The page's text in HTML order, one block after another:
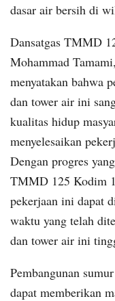
dasar air bersih di
Dansatgas TMMD
Mohammad
menyatakan bahwa
dan tower air ini
kualitas hidup
menyelesaikan
Dengan progres
TMMD 125 Kodim
pekerjaan ini dapat
waktu yang telah
dan tower air ini
Pembangunan
dapat memberikan